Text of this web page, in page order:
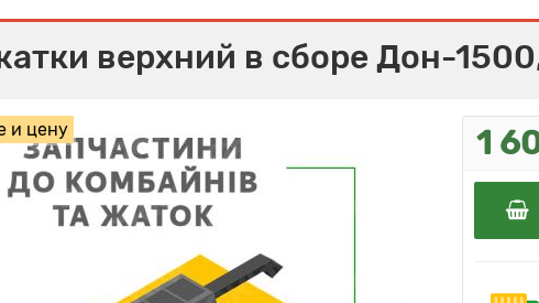
верхний в сборе Дон-
и цену 1